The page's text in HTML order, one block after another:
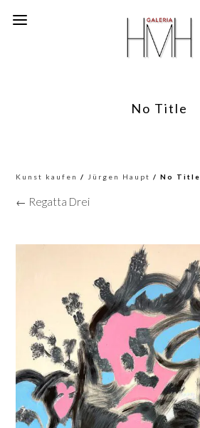
No Title
Kunst kaufen / Jürgen Haupt / No Title
← Regatta Drei